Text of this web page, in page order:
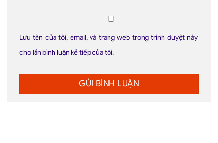
Lưu tên của tôi, email, và trang web trong trình duyệt này
cho lần bình luận kế tiếp của tôi.